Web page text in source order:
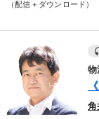
（配信＋ダウンロード）
物
角